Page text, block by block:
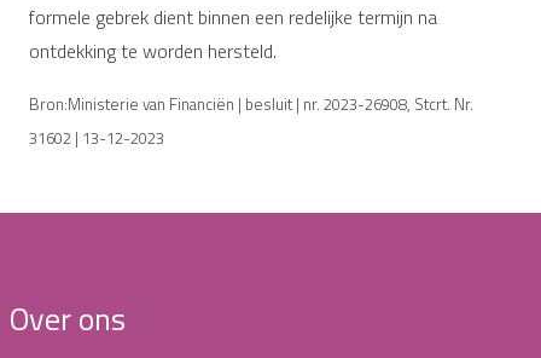
formele gebrek dient binnen een redelijke termijn na
ontdekking te worden hersteld.
Bron:Ministerie van Financiën | besluit | nr. 2023-26908, Stcrt. Nr.
31602 | 13-12-2023
Over ons